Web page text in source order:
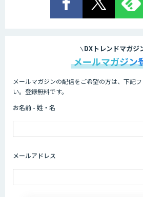
DXトレンドマガジ
メールマガジン
メールマガジンの配信をご希望の方は、下記
い。登録無料です。
お名前 - 姓・名
メールアドレス